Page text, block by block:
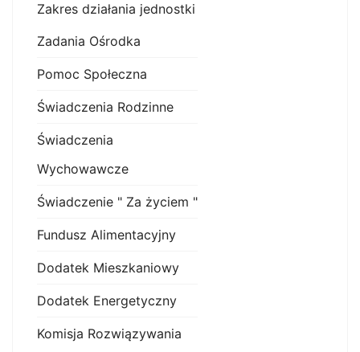
Zakres działania jednostki
Zadania Ośrodka
Pomoc Społeczna
Świadczenia Rodzinne
Świadczenia
Wychowawcze
Świadczenie " Za życiem "
Fundusz Alimentacyjny
Dodatek Mieszkaniowy
Dodatek Energetyczny
Komisja Rozwiązywania